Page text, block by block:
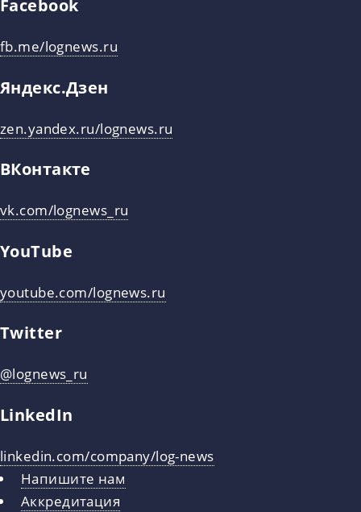
Facebook
fb.me/lognews.ru
Яндекс.Дзен
zen.yandex.ru/lognews.ru
ВКонтакте
vk.com/lognews_ru
YouTube
youtube.com/lognews.ru
Twitter
@lognews_ru
LinkedIn
linkedin.com/company/log-news
Напишите нам
Аккредитация